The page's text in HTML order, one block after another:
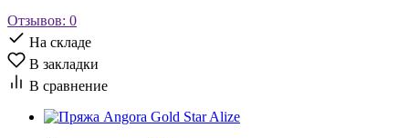
Отзывов: 0
На складе
В закладки
В сравнение